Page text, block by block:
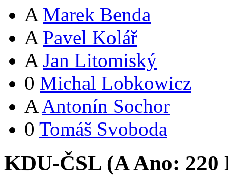
A Marek Benda
A Pavel Kolář
A Jan Litomiský
0 Michal Lobkowicz
A Antonín Sochor
0 Tomáš Svoboda
KDU-ČSL (AAno: 220